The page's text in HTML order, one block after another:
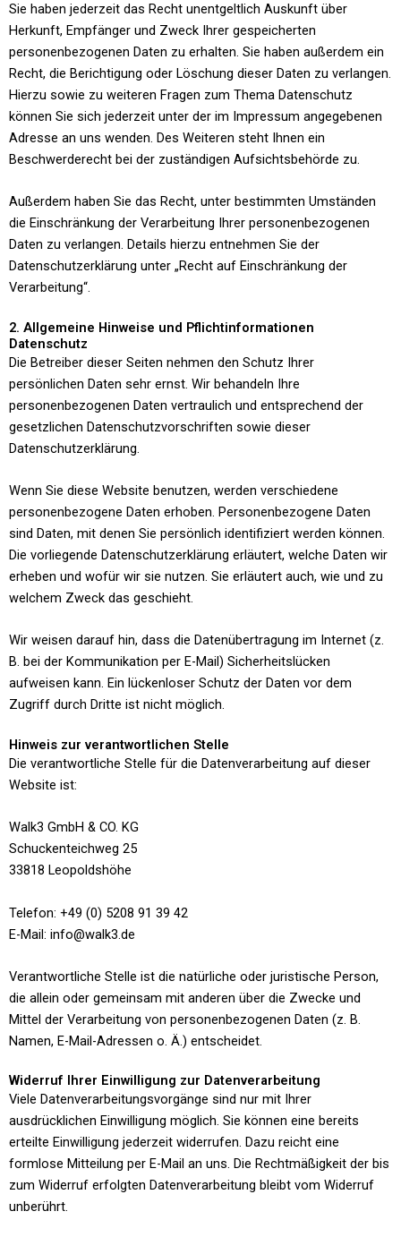
Sie haben jederzeit das Recht unentgeltlich Auskunft über
Herkunft, Empfänger und Zweck Ihrer gespeicherten
personenbezogenen Daten zu erhalten. Sie haben außerdem ein
Recht, die Berichtigung oder Löschung dieser Daten zu verlangen.
Hierzu sowie zu weiteren Fragen zum Thema Datenschutz
können Sie sich jederzeit unter der im Impressum angegebenen
Adresse an uns wenden. Des Weiteren steht Ihnen ein
Beschwerderecht bei der zuständigen Aufsichtsbehörde zu.
Außerdem haben Sie das Recht, unter bestimmten Umständen
die Einschränkung der Verarbeitung Ihrer personenbezogenen
Daten zu verlangen. Details hierzu entnehmen Sie der
Datenschutzerklärung unter „Recht auf Einschränkung der
Verarbeitung“.
2. Allgemeine Hinweise und Pflichtinformationen
Datenschutz
Die Betreiber dieser Seiten nehmen den Schutz Ihrer
persönlichen Daten sehr ernst. Wir behandeln Ihre
personenbezogenen Daten vertraulich und entsprechend der
gesetzlichen Datenschutzvorschriften sowie dieser
Datenschutzerklärung.
Wenn Sie diese Website benutzen, werden verschiedene
personenbezogene Daten erhoben. Personenbezogene Daten
sind Daten, mit denen Sie persönlich identifiziert werden können.
Die vorliegende Datenschutzerklärung erläutert, welche Daten wir
erheben und wofür wir sie nutzen. Sie erläutert auch, wie und zu
welchem Zweck das geschieht.
Wir weisen darauf hin, dass die Datenübertragung im Internet (z.
B. bei der Kommunikation per E-Mail) Sicherheitslücken
aufweisen kann. Ein lückenloser Schutz der Daten vor dem
Zugriff durch Dritte ist nicht möglich.
Hinweis zur verantwortlichen Stelle
Die verantwortliche Stelle für die Datenverarbeitung auf dieser
Website ist:
Walk3 GmbH & CO. KG
Schuckenteichweg 25
33818 Leopoldshöhe
Telefon: +49 (0) 5208 91 39 42
E-Mail: info@walk3.de
Verantwortliche Stelle ist die natürliche oder juristische Person,
die allein oder gemeinsam mit anderen über die Zwecke und
Mittel der Verarbeitung von personenbezogenen Daten (z. B.
Namen, E-Mail-Adressen o. Ä.) entscheidet.
Widerruf Ihrer Einwilligung zur Datenverarbeitung
Viele Datenverarbeitungsvorgänge sind nur mit Ihrer
ausdrücklichen Einwilligung möglich. Sie können eine bereits
erteilte Einwilligung jederzeit widerrufen. Dazu reicht eine
formlose Mitteilung per E-Mail an uns. Die Rechtmäßigkeit der bis
zum Widerruf erfolgten Datenverarbeitung bleibt vom Widerruf
unberührt.